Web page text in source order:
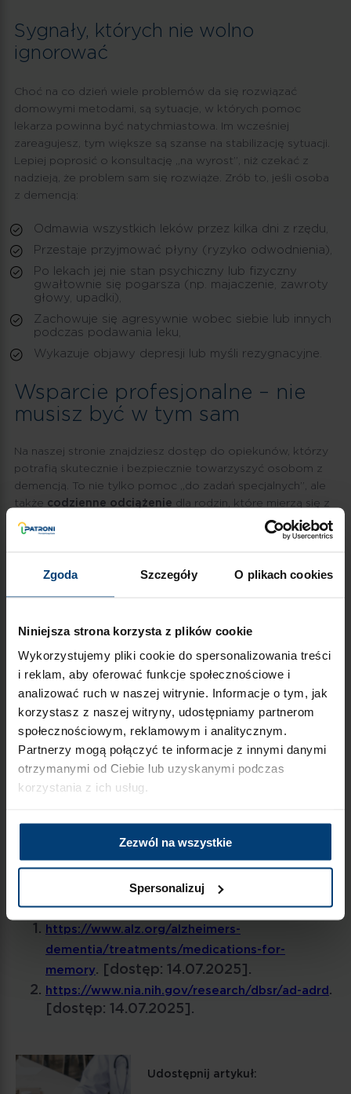
Zgoda Szczegóły O plikach cookies
Niniejsza strona korzysta z plików cookie
Wykorzystujemy pliki cookie do spersonalizowania treści
i reklam, aby oferować funkcje społecznościowe i
analizować ruch w naszej witrynie. Informacje o tym, jak
korzystasz z naszej witryny, udostępniamy partnerom
społecznościowym, reklamowym i analitycznym.
Partnerzy mogą połączyć te informacje z innymi danymi
otrzymanymi od Ciebie lub uzyskanymi podczas
korzystania z ich usług.
Zezwól na wszystkie
Spersonalizuj
Sygnały, których nie wolno
ignorować
Choć na co dzień wiele problemów da się rozwiązać
domowymi metodami, są sytuacje, w których pomoc
lekarza powinna być natychmiastowa. Im wcześniej
zareagujesz, tym większe są szanse na stabilizację sytuacji.
Lepiej poprosić o konsultację „na wyrost”, niż czekać z
nadzieją, że problem sam się rozwiąże. Zrób to, jeśli osoba
z demencją:
Odmawia wszystkich leków przez kilka dni z rzędu,
Przestaje przyjmować płyny (ryzyko odwodnienia),
Po lekach jej nie stan psychiczny lub fizyczny
gwałtownie się pogarsza (np. majaczenie, zawroty
głowy, upadki),
Zachowuje się agresywnie wobec siebie lub innych
podczas podawania leku,
Wykazuje objawy depresji lub myśli rezygnacyjne.
Wsparcie profesjonalne – nie
musisz być w tym sam
Na naszej stronie znajdziesz dostęp do opiekunów, którzy
potrafią skutecznie i bezpiecznie towarzyszyć osobom z
demencją. To nie tylko pomoc „do zadań specjalnych”, ale
także codzienne odciążenie dla rodzin, które mierzą się z
wyczerpaniem psychicznym i fizycznym.
obecność w domu pacjenta może usprawnić komunikację,
wprowadzić spokój i pomóc wdrożyć indywidualną rutynę.
Chory na Alzheimera nie chce
brać leków – podsumowanie
Niechęć do leczenia w przebiegu demencji to część
choroby, nie wybryk chorego. Zamiast walczyć z nią
frontalnie, lepiej działać systematycznie. Rozpoznaj źródło
oporu (lęk, dezorientacja, brak zaufania). Szukaj wsparcia w
rodzinie, u lekarzy i opiekunów zawodowych. Buduj
codzienną rutynę – bo to właśnie powtarzalność oswaja
słowo, znajoma melodia czy wspólne zażycie „witamin” –
by poranna tabletka przestała być wyzwaniem.
https://www.alz.org/alzheimers-
dementia/treatments/medications-for-
memory. [dostęp: 14.07.2025].
https://www.nia.nih.gov/research/dbsr/ad-adrd .
[dostęp: 14.07.2025].
Udostępnij artykuł: